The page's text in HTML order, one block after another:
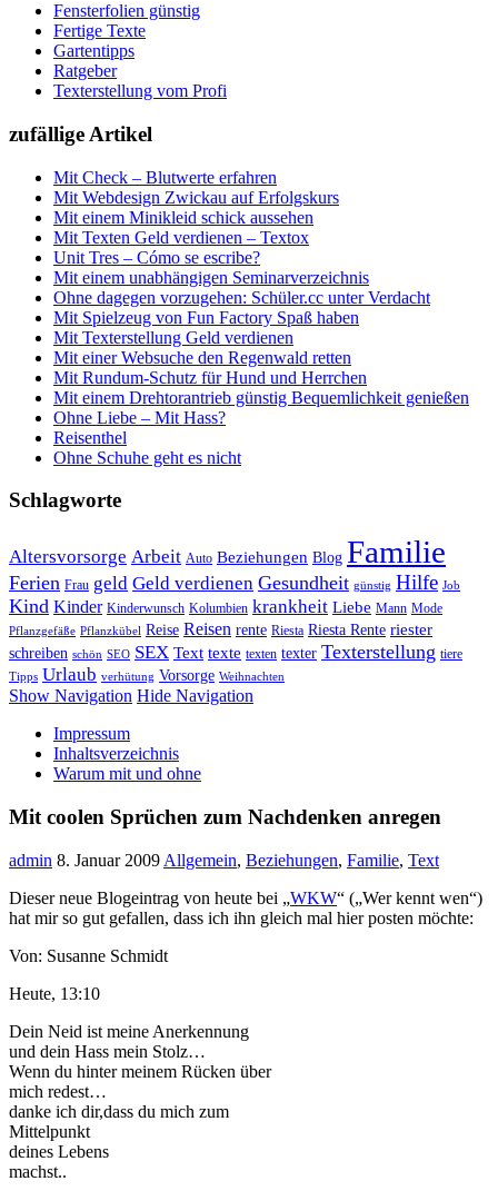
Fensterfolien günstig
Fertige Texte
Gartentipps
Ratgeber
Texterstellung vom Profi
zufällige Artikel
Mit Check – Blutwerte erfahren
Mit Webdesign Zwickau auf Erfolgskurs
Mit einem Minikleid schick aussehen
Mit Texten Geld verdienen – Textox
Unit Tres – Cómo se escribe?
Mit einem unabhängigen Seminarverzeichnis
Ohne dagegen vorzugehen: Schüler.cc unter Verdacht
Mit Spielzeug von Fun Factory Spaß haben
Mit Texterstellung Geld verdienen
Mit einer Websuche den Regenwald retten
Mit Rundum-Schutz für Hund und Herrchen
Mit einem Drehtorantrieb günstig Bequemlichkeit genießen
Ohne Liebe – Mit Hass?
Reisenthel
Ohne Schuhe geht es nicht
Schlagworte
Altersvorsorge Arbeit Auto Beziehungen Blog Familie
Ferien Frau geld Geld verdienen Gesundheit günstig Hilfe Job
Kind Kinder Kinderwunsch Kolumbien krankheit Liebe Mann Mode
Pflanzgefäße Pflanzkübel Reise Reisen rente Riesta Riesta Rente riester
schreiben schön SEO SEX Text texte texten texter Texterstellung tiere
Tipps Urlaub verhütung Vorsorge Weihnachten
Show Navigation Hide Navigation
Impressum
Inhaltsverzeichnis
Warum mit und ohne
Mit coolen Sprüchen zum Nachdenken anregen
admin 8. Januar 2009 Allgemein, Beziehungen, Familie, Text
Dieser neue Blogeintrag von heute bei „WKW“ („Wer kennt wen“)
hat mir so gut gefallen, dass ich ihn gleich mal hier posten möchte:
Von: Susanne Schmidt
Heute, 13:10
Dein Neid ist meine Anerkennung
und dein Hass mein Stolz…
Wenn du hinter meinem Rücken über
mich redest…
danke ich dir,dass du mich zum
Mittelpunkt
deines Lebens
machst..